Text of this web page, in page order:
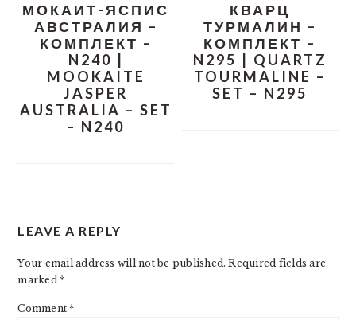
МОКАИТ-ЯСПИС
АВСТРАЛИЯ –
КОМПЛЕКТ –
N240 |
MOOKAITE
JASPER
AUSTRALIA – SET
– N240
КВАРЦ
ТУРМАЛИН –
КОМПЛЕКТ –
N295 | QUARTZ
TOURMALINE –
SET – N295
INTERACTIONS
LEAVE A REPLY
Your email address will not be published. Required fields are
marked*
Comment*